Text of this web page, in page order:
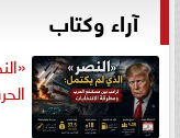
آراء وكتاب